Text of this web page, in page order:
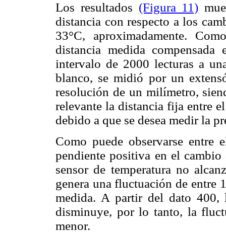
Los resultados (Figura 11)
distancia con respecto a los
33°C, aproximadamente.
distancia medida
intervalo de 2000 lecturas a
blanco, se midió por un
resolución de un milímetro,
relevante la distancia fija entre
debido a que se desea medir la
Como puede observarse
pendiente positiva en el
sensor de temperatura no
genera una fluctuación de entre
medida. A partir del dato 400,
disminuye, por lo tanto, la
menor.